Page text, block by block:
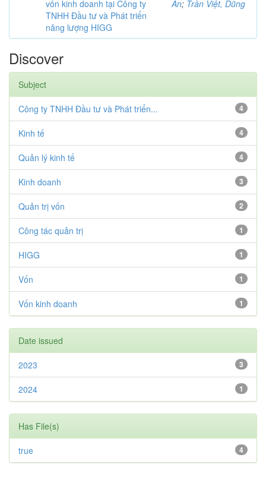
vốn kinh doanh tại Công ty
TNHH Đầu tư và Phát triển
năng lượng HIGG
An; Trần Việt, Dũng
Discover
Subject
4
Công ty TNHH Đầu tư và Phát triển...
4
Kinh tế
4
Quản lý kinh tế
3
Kinh doanh
2
Quản trị vốn
1
Công tác quản trị
1
HIGG
1
Vốn
1
Vốn kinh doanh
Date issued
3
2023
1
2024
Has File(s)
4
true